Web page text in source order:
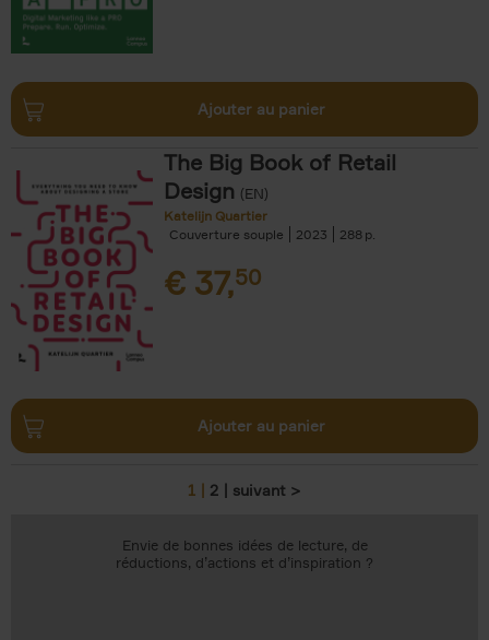
Ajouter au panier
The Big Book of Retail
Design (EN)
Katelijn Quartier
Couverture souple
2023 288
€ 37,50
Ajouter au panier
1 2 suivant >
Envie de bonnes idées de lecture, de
réductions, d’actions et d’inspiration ?